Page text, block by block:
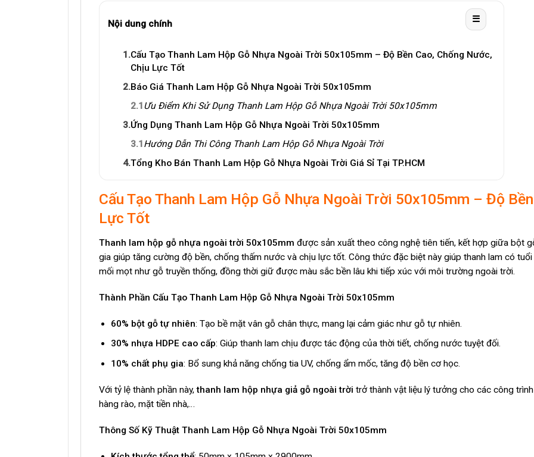
Nội dung chính ☰
1.Cấu Tạo Thanh Lam Hộp Gỗ Nhựa Ngoài Trời 50x105mm – Độ Bền Cao, Chống Nước,
Chịu Lực Tốt
2.Báo Giá Thanh Lam Hộp Gỗ Nhựa Ngoài Trời 50x105mm
2.1 Ưu Điểm Khi Sử Dụng Thanh Lam Hộp Gỗ Nhựa Ngoài Trời 50x105mm
3.Ứng Dụng Thanh Lam Hộp Gỗ Nhựa Ngoài Trời 50x105mm
3.1 Hướng Dẫn Thi Công Thanh Lam Hộp Gỗ Nhựa Ngoài Trời
4.Tổng Kho Bán Thanh Lam Hộp Gỗ Nhựa Ngoài Trời Giá Sỉ Tại TP.HCM
Cấu Tạo Thanh Lam Hộp Gỗ Nhựa Ngoài Trời 50x105mm – Độ
Lực Tốt
Thanh lam hộp gỗ nhựa ngoài trời 50x105mm được sản xuất theo công nghệ tiên tiến, kết hợp giữa bột
gia giúp tăng cường độ bền, chống thấm nước và chịu lực tốt. Công thức đặc biệt này giúp thanh lam có
mối mọt như gỗ truyền thống, đồng thời giữ được màu sắc bền lâu khi tiếp xúc với môi trường ngoài trời.
Thành Phần Cấu Tạo Thanh Lam Hộp Gỗ Nhựa Ngoài Trời 50x105mm
60% bột gỗ tự nhiên: Tạo bề mặt vân gỗ chân thực, mang lại cảm giác như gỗ tự nhiên.
30% nhựa HDPE cao cấp: Giúp thanh lam chịu được tác động của thời tiết, chống nước tuyệt đối.
10% chất phụ gia: Bổ sung khả năng chống tia UV, chống ẩm mốc, tăng độ bền cơ học.
Với tỷ lệ thành phần này,thanh lam hộp nhựa giả gỗ ngoài trời trở thành vật liệu lý tưởng cho các công
hàng rào, mặt tiền nhà,…
Thông Số Kỹ Thuật Thanh Lam Hộp Gỗ Nhựa Ngoài Trời 50x105mm